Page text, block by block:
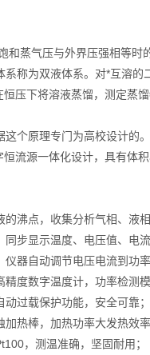
蒸气压与外界压强相等时
称为双液体系。对*互溶的
压下将溶液蒸馏，测定蒸
这个原理专门为高校设计的
流源一体化设计，具有体
沸点，收集分析气相、液
步显示温度、电压值、电
器自动调节电压电流到功率
度数字温度计，功率检测
过载保护功能，安全可靠；
热棒，加热功率大发热效率
，测温准确，坚固耐用；